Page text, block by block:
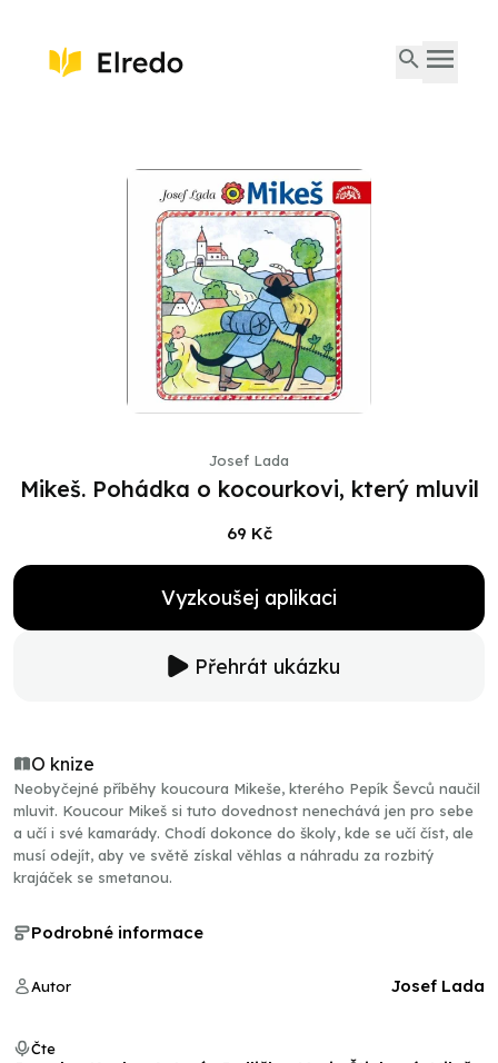
Josef Lada
Mikeš. Pohádka o kocourkovi, který mluvil
69 Kč
Vyzkoušej aplikaci
Přehrát ukázku
O knize
Neobyčejné příběhy koucoura Mikeše, kterého Pepík Ševců naučil
mluvit. Koucour Mikeš si tuto dovednost nenechává jen pro sebe
a učí i své kamarády. Chodí dokonce do školy, kde se učí číst, ale
musí odejít, aby ve světě získal věhlas a náhradu za rozbitý
krajáček se smetanou.
Podrobné informace
Autor Josef Lada
Čte